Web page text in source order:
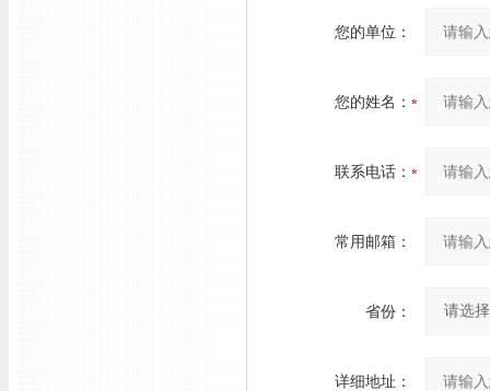
您的单位：
您的姓名：
联系电话：
常用邮箱：
省份：
详细地址：